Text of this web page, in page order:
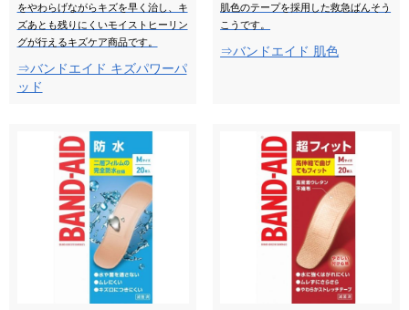
をやわらげながらキズを早く治し、キ
ズあとも残りにくいモイストヒーリン
グが行えるキズケア商品です。
⇒バンドエイド キズパワーパ
ッド
肌色のテープを採用した救急ばんそう
こうです。
⇒バンドエイド 肌色